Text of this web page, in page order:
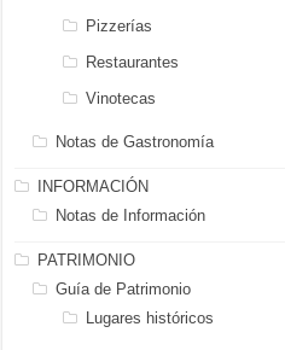
Pizzerías
Restaurantes
Vinotecas
Notas de Gastronomía
INFORMACIÓN
Notas de Información
PATRIMONIO
Guía de Patrimonio
Lugares históricos